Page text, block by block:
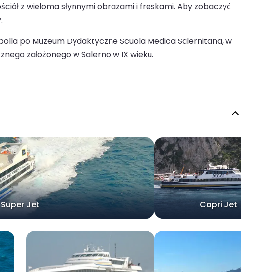
z wieloma słynnymi obrazami i freskami. Aby zobaczyć
po Muzeum Dydaktyczne Scuola Medica Salernitana, w
założonego w Salerno w IX wieku.
Super Jet Capri Jet